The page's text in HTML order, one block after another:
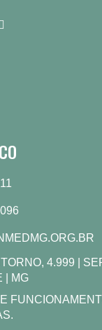
4.999 |
| MG